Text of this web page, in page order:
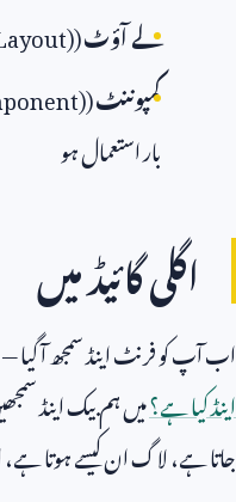
لے آؤٹ(
کمپوننٹ(
بار استعمال ہو
اگلی گائیڈ میں
اب آپ کو فرنٹ اینڈ سمجھ آ
اینڈ کیا ہے؟میں ہم بیک اینڈ
جاتا ہے، لاگ ان کیسے ہوتا